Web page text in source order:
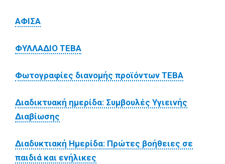
ΑΦΙΣΑ
ΦΥΛΛΑΔΙΟ ΤΕΒΑ
Φωτογραφίες διανομής προϊόντων ΤΕΒΑ
Διαδικτυακή ημερίδα: Συμβουλές Υγιεινής
Διαβίωσης
Διαδυκτιακή Ημερίδα: Πρώτες βοήθειες σε
παιδιά και ενήλικες